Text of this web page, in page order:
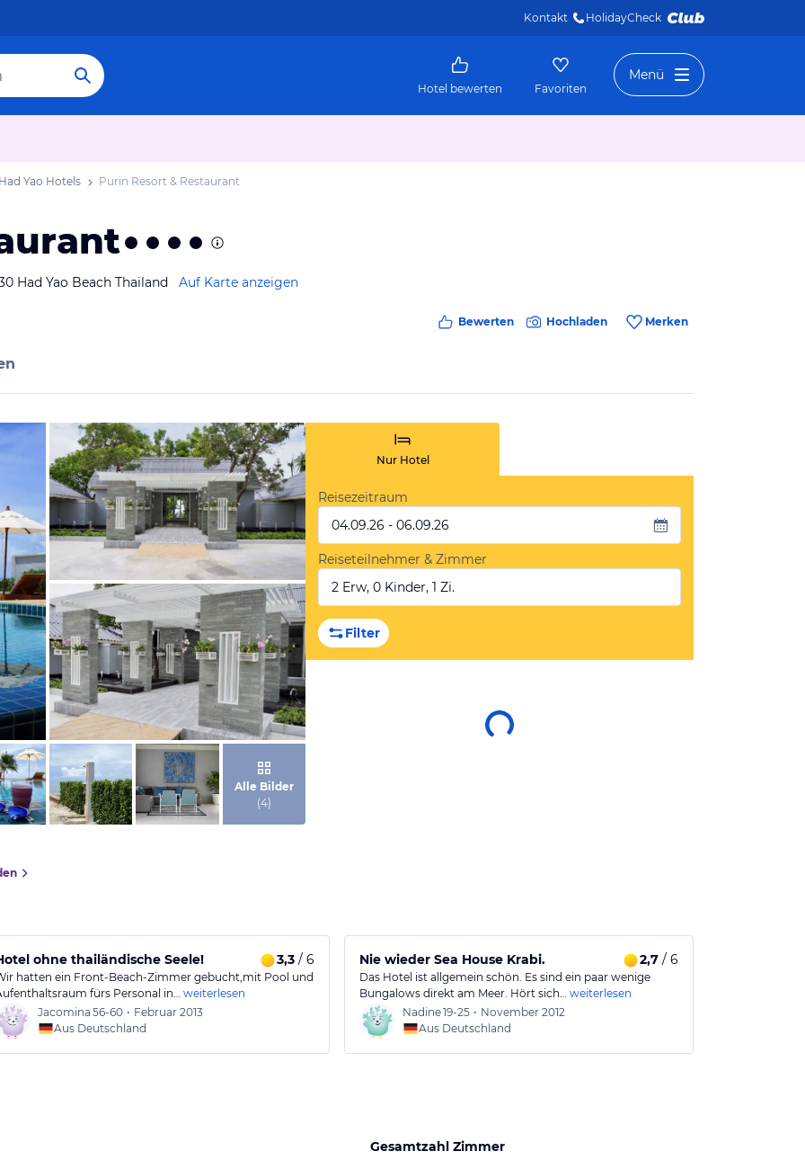
Kontakt HolidayCheck
Hotel bewerten Favoriten
Menü
Had Yao Hotels Purin Resort & Restaurant
Had Yao Beach Thailand Auf Karte anzeigen
Bewerten Hochladen Merken
von Expedia
von Expedia
Alle Bilder
(4)
Nur Hotel
Reisezeitraum
04.09.26 - 06.09.26
Reiseteilnehmer & Zimmer
2 Erw, 0 Kinder, 1 Zi.
Filter
ohne thailändische Seele! 3,3/ 6
hatten ein Front-Beach-Zimmer gebucht,mit Pool und
fürs Personal in… weiterlesen
Jacomina 56-60 • Februar 2013
Aus Deutschland
Nie wieder Sea House Krabi. 2,7/ 6
Das Hotel ist allgemein schön. Es sind ein paar wenige
Bungalows direkt am Meer. Hört sich… weiterlesen
Nadine19-25 • November 2012
Aus Deutschland
Gesamtzahl Zimmer